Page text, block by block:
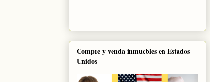
Compre y venda inmuebles en Estados
Unidos